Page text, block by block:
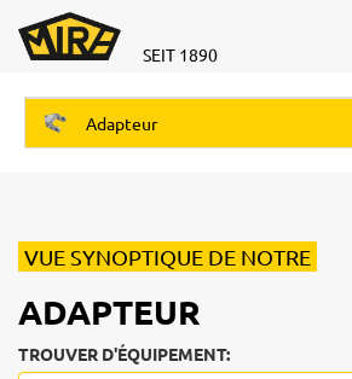
SEIT 1890
Adapteur
VUE SYNOPTIQUE DE NOTRE
ADAPTEUR
TROUVER D'ÉQUIPEMENT: